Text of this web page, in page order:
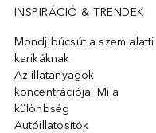
INSPIRÁCIÓ & TRENDEK
Mondj búcsút a szem alatti
karikáknak
Az illatanyagok
koncentrációja: Mi a
különbség
Autóillatosítók